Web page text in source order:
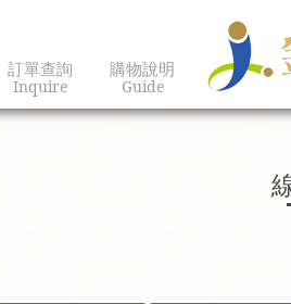
訂單查詢
Inquire
購物說明
Guide